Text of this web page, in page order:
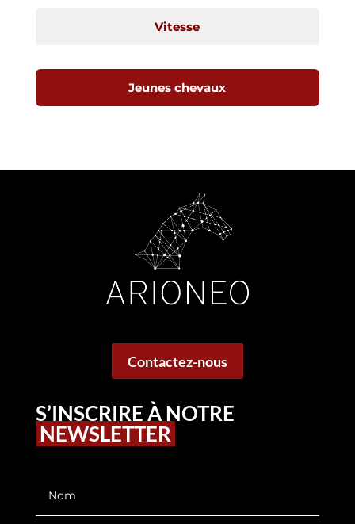
Vitesse
Jeunes chevaux
Contactez-nous
S’INSCRIRE À NOTRE
NEWSLETTER